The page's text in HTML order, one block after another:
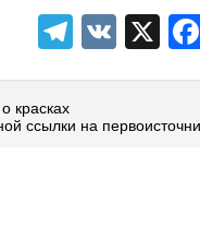
VK X
красках
ссылки на